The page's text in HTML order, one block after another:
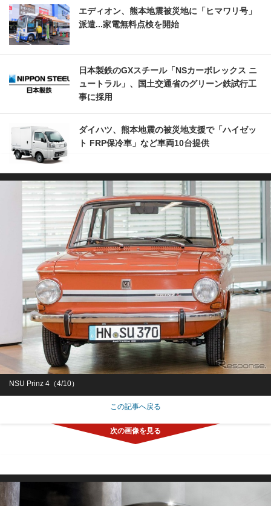
エディオン、熊本地震被災地に「ヒマワリ号」
派遣...家電無料点検を開始
日本製鉄のGXスチール「NSカーボレックス ニ
ュートラル」、国土交通省のグリーン鉄試行工
事に採用
ダイハツ、熊本地震の被災地支援で「ハイゼッ
ト FRP保冷車」など車両10台提供
NSU Prinz 4（4/10）
この記事へ戻る